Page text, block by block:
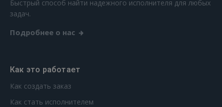
 Sign in with Apple
Быстрый способ найти надежного исполнителя для любых
задач.
Подробнее о нас
Как это работает
Как создать заказ
Как стать исполнителем